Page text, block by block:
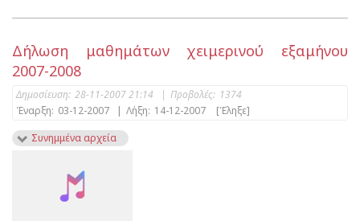
Δήλωση μαθημάτων χειμερινού εξαμήνου
2007-2008
Δημοσίευση: 28-11-2007 21:14 | Προβολές: 1374
Έναρξη: 03-12-2007 | Λήξη: 14-12-2007
[Έληξε]
Συνημμένα αρχεία